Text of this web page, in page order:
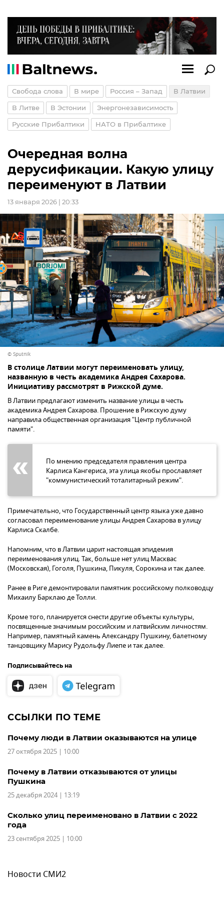
Свобода слова В мире Россия – Запад В Латвии
В Литве В Эстонии Энергонезависимость
Русские Прибалтики НАТО в Прибалтике
Очередная волна
дерусификации. Какую улицу
переименуют в Латвии
13 января 2026 | 20:33
© Sputnik
В столице Латвии могут переименовать улицу,
названную в честь академика Андрея Сахарова.
Инициативу рассмотрят в Рижской думе.
В Латвии предлагают изменить название улицы в честь
академика Андрея Сахарова. Прошение в Рижскую думу
направила общественная организация "Центр публичной
памяти".
По мнению председателя правления центра
Карлиса Кангериса, эта улица якобы прославляет
"коммунистический тоталитарный режим".
Примечательно, что Государственный центр языка уже давно
согласовал переименование улицы Андрея Сахарова в улицу
Карлиса Скалбе.
Напомним, что в Латвии царит настоящая эпидемия
переименования улиц. Так, больше нет улиц Масквас
(Московская), Гоголя, Пушкина, Пикуля, Сорокина и так далее.
Ранее в Риге демонтировали памятник российскому полководцу
Михаилу Барклаю де Толли.
Кроме того, планируется снести другие объекты культуры,
посвященные значимым российским и латвийским личностям.
Например, памятный камень Александру Пушкину, балетному
танцовщику Марису Рудольфу Лиепе и так далее.
Подписывайтесь на
ССЫЛКИ ПО ТЕМЕ
Почему люди в Латвии оказываются на улице
27 октября 2025 | 10:00
Почему в Латвии отказываются от улицы
Пушкина
25 декабря 2024 | 13:19
Сколько улиц переименовано в Латвии с 2022
года
23 сентября 2025 | 10:00
Новости СМИ2